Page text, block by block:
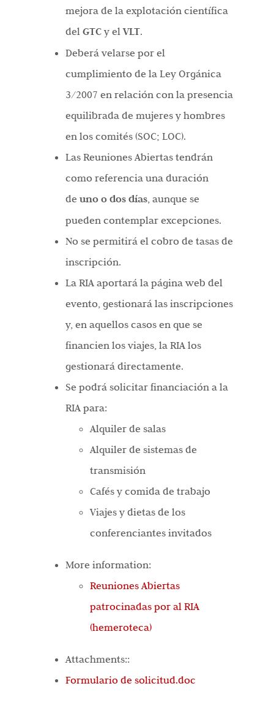
mejora de la explotación científica
del GTCy elVLT.
Deberá velarse por el
cumplimiento de la Ley Orgánica
3/2007 en relación con la presencia
equilibrada de mujeres y hombres
en los comités (SOC; LOC).
Las Reuniones Abiertas tendrán
como referencia una duración
de uno o dos días, aunque se
pueden contemplar excepciones.
No se permitirá el cobro de tasas de
inscripción.
La RIA aportará la página web del
evento, gestionará las inscripciones
y, en aquellos casos en que se
financien los viajes, la RIA los
gestionará directamente.
Se podrá solicitar financiación a la
RIA para:
Alquiler de salas
Alquiler de sistemas de
transmisión
Cafés y comida de trabajo
Viajes y dietas de los
conferenciantes invitados
More information:
Reuniones Abiertas
patrocinadas por al RIA
(hemeroteca)
Attachments::
Formulario de solicitud.doc